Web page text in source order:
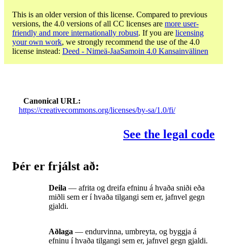
This is an older version of this license. Compared to previous
versions, the 4.0 versions of all CC licenses are more user-
friendly and more internationally robust. If you are licensing
your own work, we strongly recommend the use of the 4.0
license instead: Deed - Nimeä-JaaSamoin 4.0 Kansainvälinen
Canonical URL
https://creativecommons.org/licenses/by-sa/1.0/fi/
See the legal code
Þér er frjálst að:
Deila — afrita og dreifa efninu á hvaða sniði eða
miðli sem er í hvaða tilgangi sem er, jafnvel gegn
gjaldi.
Aðlaga — endurvinna, umbreyta, og byggja á
efninu í hvaða tilgangi sem er, jafnvel gegn gjaldi.